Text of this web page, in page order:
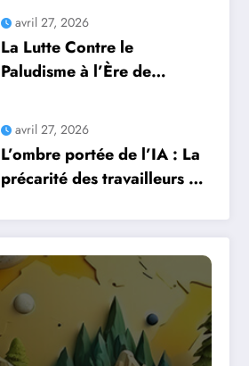
professionnels avec
l’intelligence artificielle
avril 27, 2026
La Lutte Contre le
Paludisme à l’Ère de
Une Course Contre la
Montre Africaine
avril 27, 2026
L’ombre portée de l’IA : La
précarité des travailleurs du
révolution numérique